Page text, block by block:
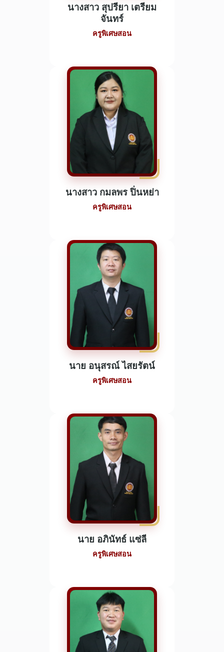
นางสาว สุปรียา เตรียม
จันทร์
ครูพิเศษสอน
นางสาว กมลพร ปิ่นหย่า
ครูพิเศษสอน
นาย อนุสรณ์ ไสยรัตน์
ครูพิเศษสอน
นาย อภินัทธ์ แซ่ลี
ครูพิเศษสอน